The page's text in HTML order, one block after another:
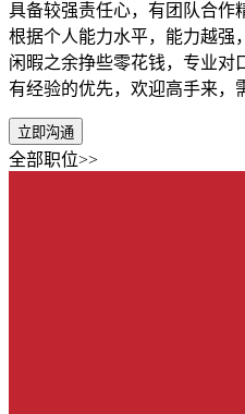
具备较强责任心，有团队合作
根据个人能力水平，能力越强
闲暇之余挣些零花钱，专业对
有经验的优先，欢迎高手来，
立即沟通
全部职位>>